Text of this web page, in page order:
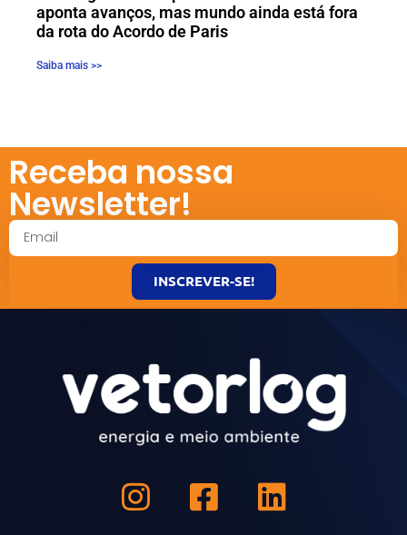
aponta avanços, mas mundo ainda está fora
da rota do Acordo de Paris
Saiba mais >>
Receba nossa
Newsletter!
INSCREVER-SE!